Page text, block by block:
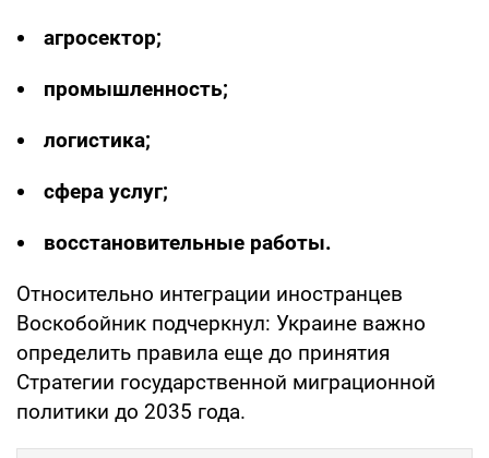
агросектор;
промышленность;
логистика;
сфера услуг;
восстановительные работы.
Относительно интеграции иностранцев
Воскобойник подчеркнул: Украине важно
определить правила еще до принятия
Стратегии государственной миграционной
политики до 2035 года.